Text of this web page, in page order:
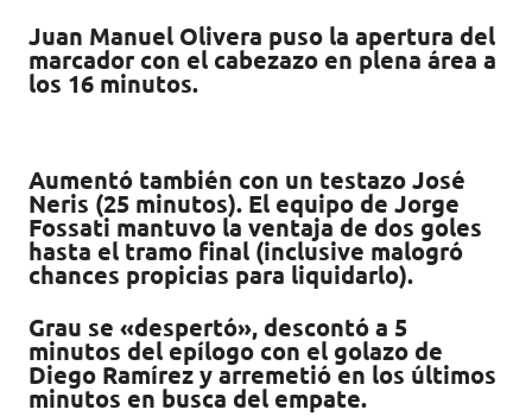
p k r
Juan Manuel Olivera puso la apertura del
marcador con el cabezazo en plena área a
los 16 minutos.
Aumentó también con un testazo José
Neris (25 minutos). El equipo de Jorge
Fossati mantuvo la ventaja de dos goles
hasta el tramo final (inclusive malogró
chances propicias para liquidarlo).
Grau se «despertó», descontó a 5
minutos del epílogo con el golazo de
Diego Ramírez y arremetió en los últimos
minutos en busca del empate.